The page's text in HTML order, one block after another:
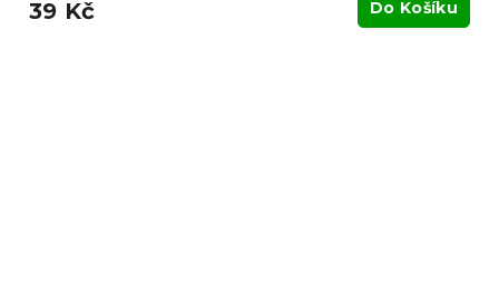
39 Kč Do Košíku